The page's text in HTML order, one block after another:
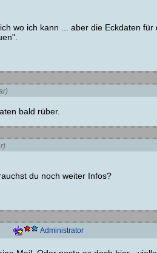
wo ich kann ... aber die Eckdaten
bald rüber.
du noch weiter Infos?
Administrator